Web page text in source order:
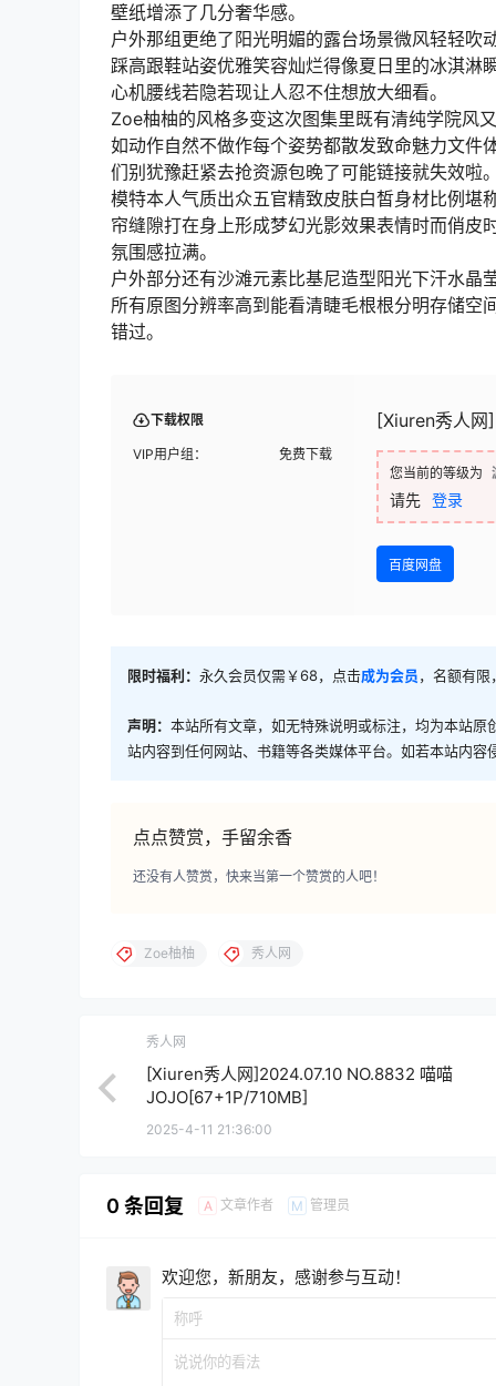
壁纸增添了几分奢华感。
户外那组更绝了阳光明媚的露台场景微风轻轻吹
踩高跟鞋站姿优雅笑容灿烂得像夏日里的冰淇淋
心机腰线若隐若现让人忍不住想放大细看。
Zoe柚柚的风格多变这次图集里既有清纯学院风
如动作自然不做作每个姿势都散发致命魅力文件
们别犹豫赶紧去抢资源包晚了可能链接就失效啦
模特本人气质出众五官精致皮肤白皙身材比例堪
帘缝隙打在身上形成梦幻光影效果表情时而俏皮
氛围感拉满。
户外部分还有沙滩元素比基尼造型阳光下汗水晶
所有原图分辨率高到能看清睫毛根根分明存储空
错过。
下载权限
VIP用户组： 免费下载
[Xiuren秀人
您当前的等级为
请先 登录
百度网盘
限时福利： 永久会员仅需￥68，点击成为会员，名额有
声明： 本站所有文章，如无特殊说明或标注，均为本站
站内容到任何网站、书籍等各类媒体平台。如若本站内
点点赞赏，手留余香
还没有人赞赏，快来当第一个赞赏的人吧！
Zoe柚柚 秀人网
秀人网
[Xiuren秀人网]2024.07.10 NO.8832 喵喵
JOJO[67+1P/710MB]
2025-4-11 21:36:00
0 条回复 A 文章作者 M 管理员
欢迎您，新朋友，感谢参与互动！